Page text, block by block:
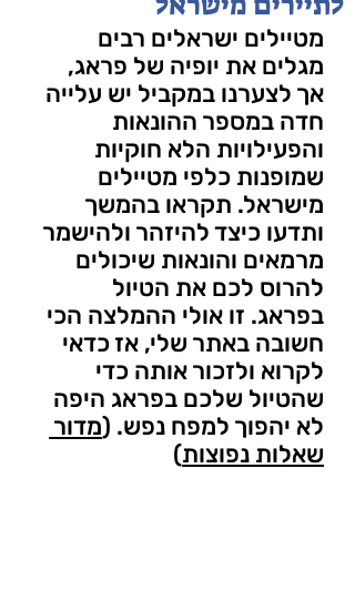
מטיילים ישראלים רבים
מגלים את יופיה של פראג,
אך לצערנו במקביל יש עלייה
חדה במספר ההונאות
והפעילויות הלא חוקיות
שמופנות כלפי מטיילים
מישראל. תקראו בהמשך
ותדעו כיצד להיזהר ולהישמר
מרמאים והונאות שיכולים
להרוס לכם את הטיול
בפראג. זו אולי ההמלצה הכי
חשובה באתר שלי, אז כדאי
לקרוא ולזכור אותה כדי
שהטיול שלכם בפראג היפה
לא יהפוך למפח נפש. (מדור
שאלות נפוצות)